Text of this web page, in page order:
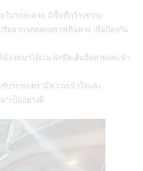
ในรถสะอาด มีพื้นที่กว้างขวาง
รับอากาศตลอดการเดินทาง เพื่อป้องกัน
น้องหมาได้แวะพักยืดเส้นยืดสายและทำ
บรถของเรามีความเข้าใจและ
าเป็นอย่างดี